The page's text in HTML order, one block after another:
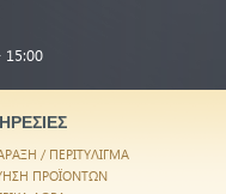
/ ΠΕΡΙΤΥΛΙΓΜΑ
ΠΡΟΪΟΝΤΩΝ